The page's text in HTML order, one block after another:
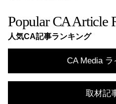
Popular CA Article
人気CA記事ランキング
CA Media
取材記